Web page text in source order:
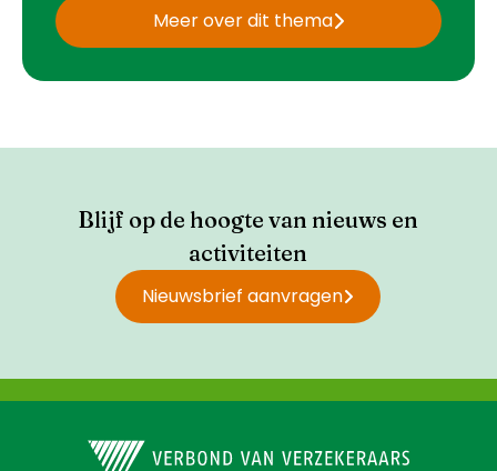
onze ambities. Met Schoonmakend
Nederland en NIVRE (Nederlands
Meer over dit thema
Blijf op de hoogte van nieuws en
activiteiten
Nieuwsbrief aanvragen